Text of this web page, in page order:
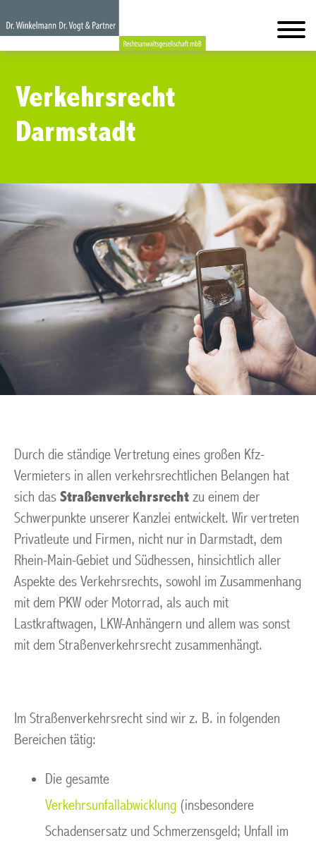
Verkehrsrecht
Darmstadt
Durch die ständige Vertretung eines großen Kfz-
Vermieters in allen verkehrsrechtlichen Belangen hat
sich das Straßenverkehrsrecht zu einem der
Schwerpunkte unserer Kanzlei entwickelt. Wir vertreten
Privatleute und Firmen, nicht nur in Darmstadt, dem
Rhein-Main-Gebiet und Südhessen, hinsichtlich aller
Aspekte des Verkehrsrechts, sowohl im Zusammenhang
mit dem PKW oder Motorrad, als auch mit
Lastkraftwagen, LKW-Anhängern und allem was sonst
mit dem Straßenverkehrsrecht zusammenhängt.
Im Straßenverkehrsrecht sind wir z. B. in folgenden
Bereichen tätig:
Die gesamte
Verkehrsunfallabwicklung (insbesondere
Schadensersatz und Schmerzensgeld; Unfall im